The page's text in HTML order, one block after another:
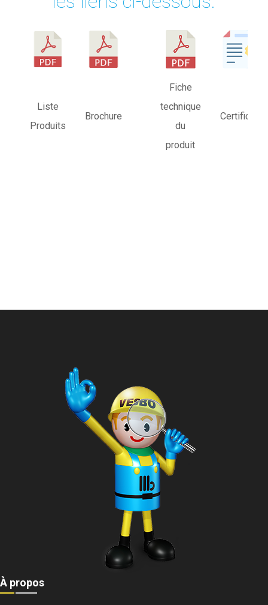
Liste
Produits
Brochure
Fiche
technique
du
produit
Certificats
À propos